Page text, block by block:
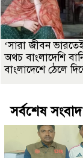
‘সারা জীবন
অথচ বাংলাদেশি
বাংলাদেশে ঠেলে
সর্বশেষ সংবাদ